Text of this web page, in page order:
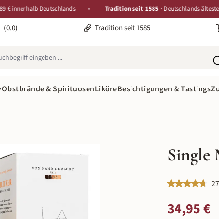
Deutschlands Tradition seit 1585 · Deutschlands älteste
(0.0) Tradition seit 1585
Obstbrände & SpirituosenLiköreBesichtigungen & Tastings
Single
Regulärer Preis:
34,95 €